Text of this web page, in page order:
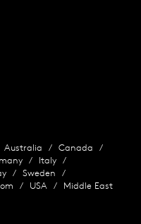
Australia
Canada
Italy
Sweden
USA Middle East